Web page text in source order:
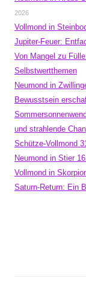
2026
Vollmond in
Jupiter-Feuer:
Von Mangel zu
Selbstwertthemen
Neumond in
Bewusstsein
und strahlende
Schütze-Vollmond
Neumond in Stier
Vollmond in
Saturn-Return: Ein